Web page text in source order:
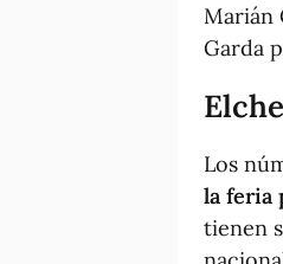
Marián
Garda
Los
la feria
tienen